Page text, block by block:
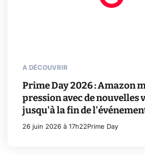
A DÉCOUVRIR
Prime Day 2026 : Amazon
pression avec de nouvelles
jusqu'à la fin de
26 juin 2026 à 17h22 Prime Day